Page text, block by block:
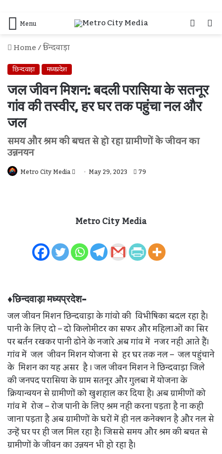
Menu
Log
Home/छिन्दवाड़ा
छिन्दवाड़ा मध्यप्रदेश
जल जीवन मिशन: बदली परासिया के सतनूर
गांव की तस्वीर, हर घर तक पहुंचा नल और
जल
समय और श्रम की बचत से हो रहा ग्रामीणों के जीवन का
उन्ननयन
Metro City Media
SendMay 29, 2023 79
Metro City Media
♦छिन्दवाड़ा मध्यप्रदेश-
जल जीवन मिशन छिन्दवाड़ा के गांवो की विभीषिका बदल रहा है।
पानी के लिए दो – दो किलोमीटर का सफर और महिलाओं का सिर
पर बर्तन रखकर पानी ढोने के नजारे अब गांव में नजर नही आते हैं।
गांव में जल जीवन मिशन योजना से हर घर तक नल – जल पहुंचाने
के मिशन का यह असर है । जल जीवन मिशन ने छिन्दवाड़ा जिले
की जनपद परासिया के ग्राम सतनूर और गुलबा में योजना के
क्रियान्वयन से ग्रामीणों को खुशहाल कर दिया है। अब ग्रामीणों को
गांव में रोज – रोज पानी के लिए श्रम नही करना पड़ता है ना कही
जाना पड़ता है अब ग्रामीणों के घरों में ही नल कनेक्शन है और नल से
उन्हें घर पर ही जल मिल रहा है। जिससे समय और श्रम की बचत से
ग्रामीणों के जीवन का उन्नयन भी हो रहा है।